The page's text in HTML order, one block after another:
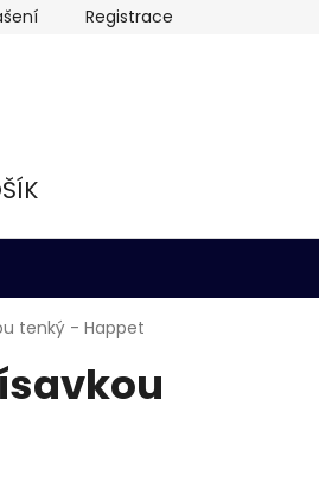
Registrace
tenký - Happet